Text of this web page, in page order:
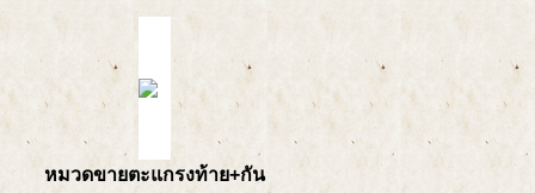
หมวดขายตะแกรงท้าย+กัน